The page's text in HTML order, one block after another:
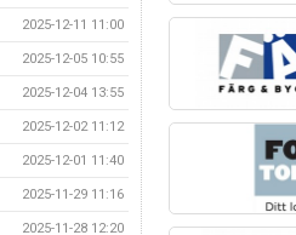
2025-12-11 11:00
2025-12-05 10:55
2025-12-04 13:55
2025-12-02 11:12
2025-12-01 11:40
2025-11-29 11:16
2025-11-28 12:20